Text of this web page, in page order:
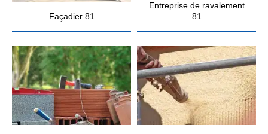
Façadier 81
Entreprise de ravalement
81